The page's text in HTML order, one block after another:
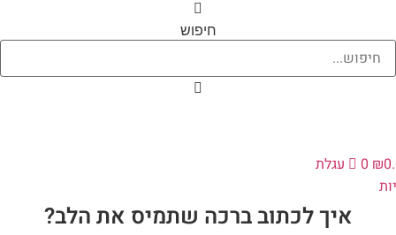
חיפוש
₪
0
עגלת
איך לכתוב ברכה שתמיס את הלב?